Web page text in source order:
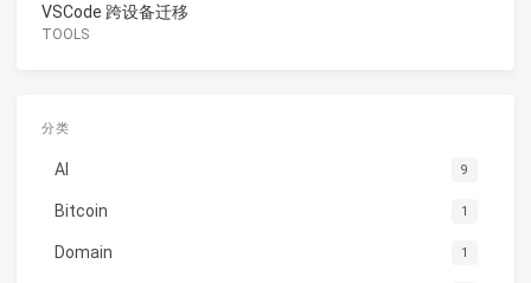
VSCode 跨设备迁移
TOOLS
分类
AI 9
Bitcoin 1
Domain 1